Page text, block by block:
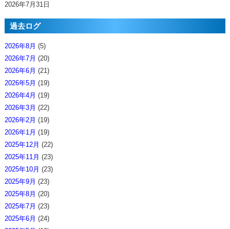
2026年7月31日
過去ログ
2026年8月 (5)
2026年7月 (20)
2026年6月 (21)
2026年5月 (19)
2026年4月 (19)
2026年3月 (22)
2026年2月 (19)
2026年1月 (19)
2025年12月 (22)
2025年11月 (23)
2025年10月 (23)
2025年9月 (23)
2025年8月 (20)
2025年7月 (23)
2025年6月 (24)